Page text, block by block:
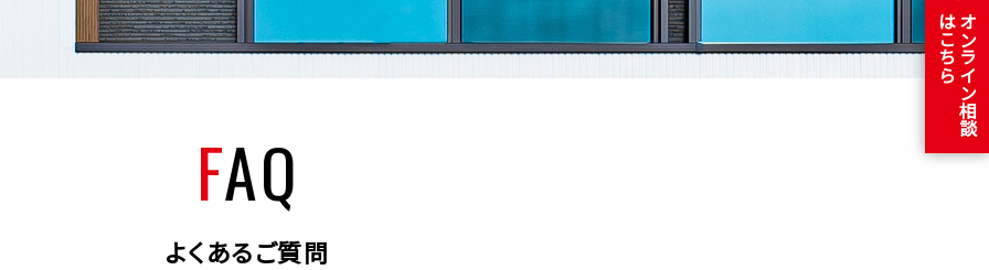
FAQ
よくあるご質問
オンライン相談
はこちら